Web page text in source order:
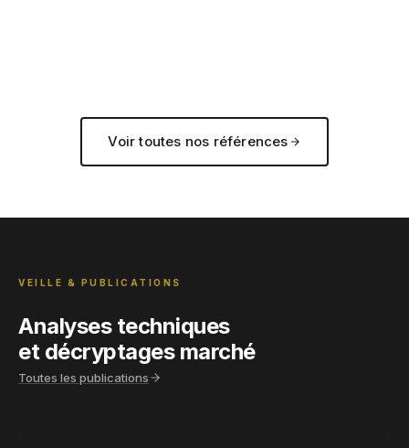
Voir toutes nos références
VEILLE & PUBLICATIONS
Analyses techniques
et décryptages marché
Toutes les publications